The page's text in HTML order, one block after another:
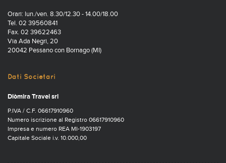
Orari: lun./ven. 8.30/12.30 - 14.00/18.00
Tel. 02 39560841
Fax. 02 39622463
Via Ada Negri, 20
20042 Pessano con Bornago (MI)
Dati Societari
Diòmira Travel srl
P.IVA / C.F. 06617910960
Numero iscrizione al Registro 06617910960
Impresa e numero REA MI-1903197
Capitale Sociale i.v. 10.000,00